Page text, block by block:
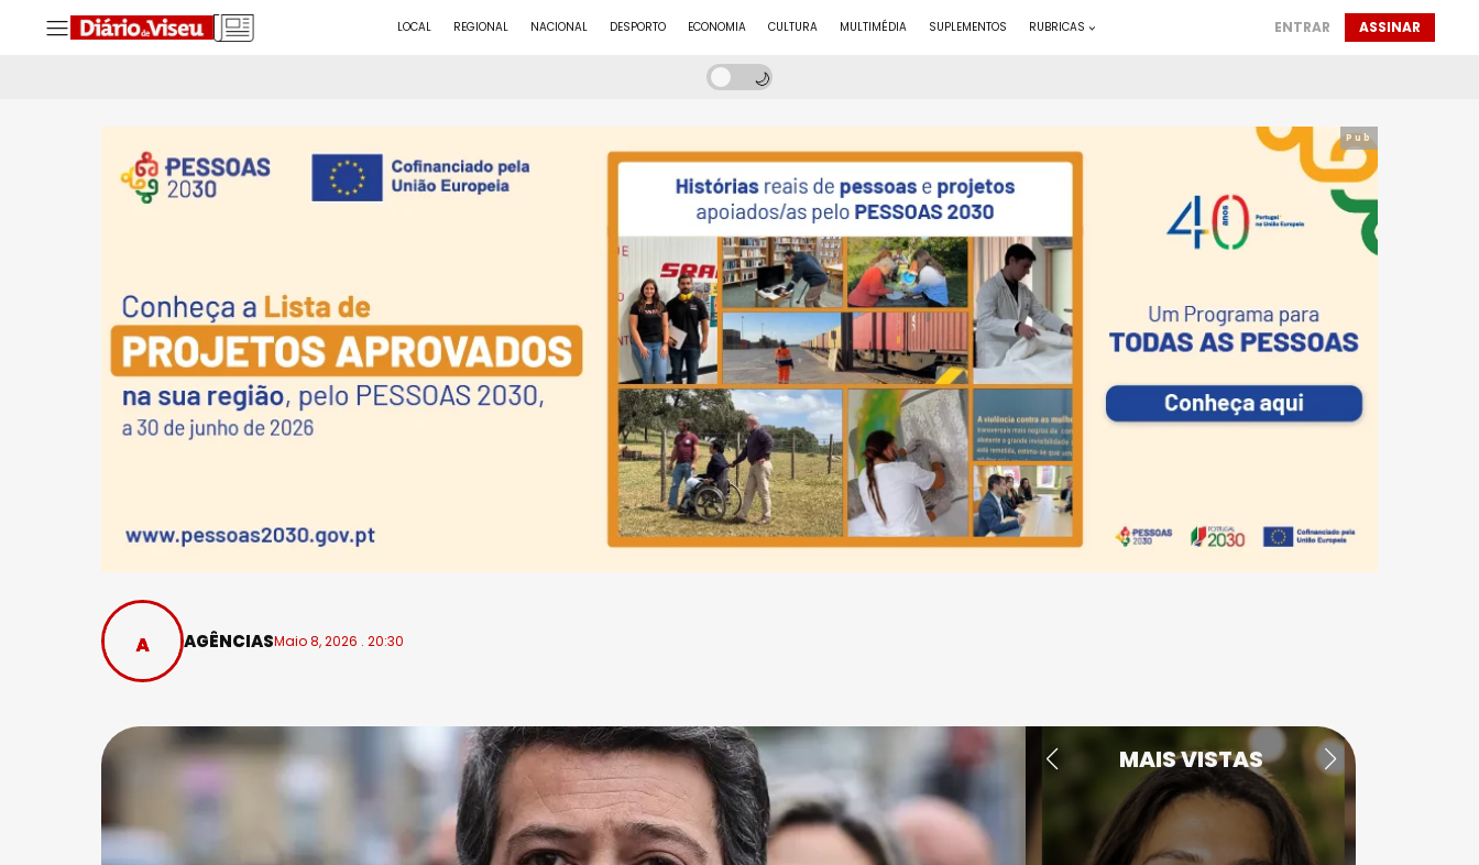
LOCAL REGIONAL NACIONAL DESPORTO ECONOMIA CULTURA MULTIMÉDIA SUPLEMENTOS RUBRICAS ENTRAR ASSINAR
Pub
AGÊNCIASMaio 8, 2026 . 20:30
MAIS VISTAS